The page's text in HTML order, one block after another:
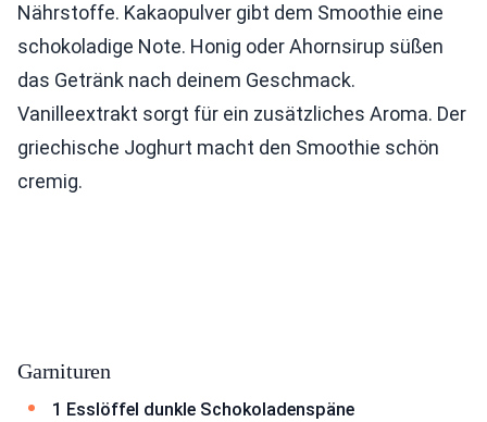
Nährstoffe. Kakaopulver gibt dem Smoothie eine
schokoladige Note. Honig oder Ahornsirup süßen
das Getränk nach deinem Geschmack.
Vanilleextrakt sorgt für ein zusätzliches Aroma. Der
griechische Joghurt macht den Smoothie schön
cremig.
Garnituren
1 Esslöffel dunkle Schokoladenspäne